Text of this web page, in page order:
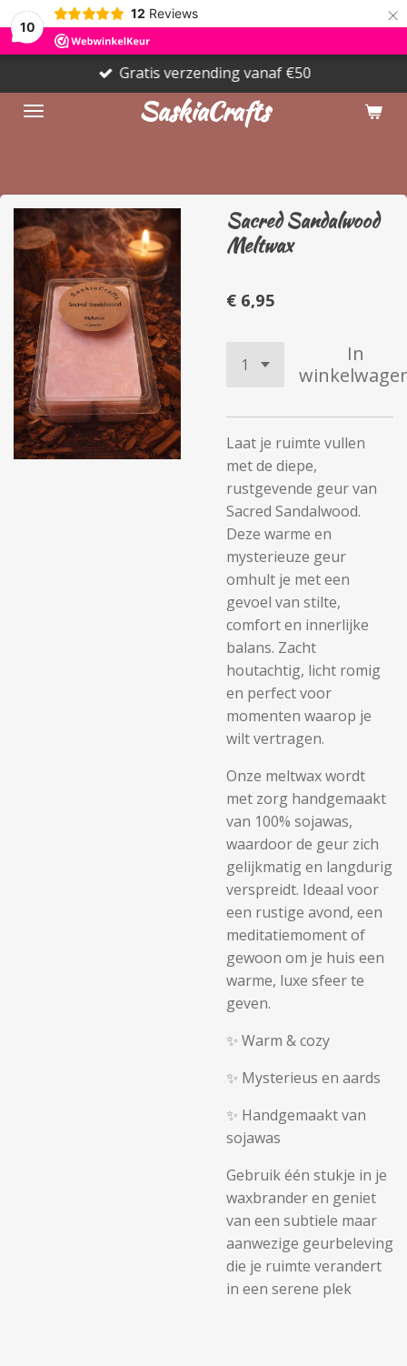
10
12 Reviews ×
SaskiaCrafts
Gratis verzending vanaf €50
Sacred Sandalwood
Meltwax
€ 6,95
In
Laat je ruimte vullen
met de diepe,
rustgevende geur van
Sacred Sandalwood.
Deze warme en
mysterieuze geur
omhult je met een
gevoel van stilte,
comfort en innerlijke
balans. Zacht
houtachtig, licht romig
en perfect voor
momenten waarop je
wilt vertragen.
Onze meltwax wordt
met zorg handgemaakt
van 100% sojawas,
waardoor de geur zich
gelijkmatig en langdurig
verspreidt. Ideaal voor
een rustige avond, een
meditatiemoment of
gewoon om je huis een
warme, luxe sfeer te
geven.
✨ Warm & cozy
✨ Mysterieus en aards
✨ Handgemaakt van
sojawas
Gebruik één stukje in je
waxbrander en geniet
van een subtiele maar
aanwezige geurbeleving
die je ruimte verandert
in een serene plek